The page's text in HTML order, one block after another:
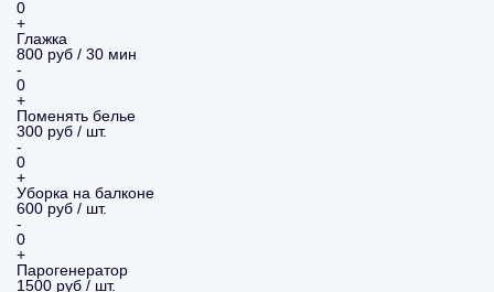
0
+
Глажка
800 руб / 30 мин
-
0
+
Поменять белье
300 руб / шт.
-
0
+
Уборка на балконе
600 руб / шт.
-
0
+
Парогенератор
1500 руб / шт.